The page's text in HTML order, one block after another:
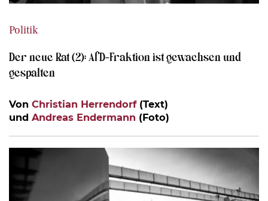
Politik
Der neue Rat (2): AfD-Fraktion ist gewachsen und
gespalten
Von Christian Herrendorf(Text)
und Andreas Endermann (Foto)